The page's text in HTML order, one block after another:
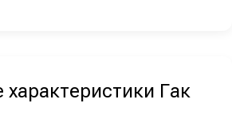
характеристики Гак